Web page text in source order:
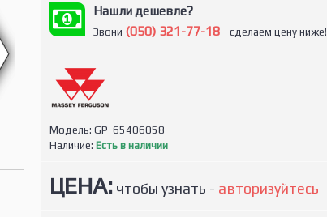
Нашли дешевле?
Звони (050) 321-77-18- сделаем цену ниже!
Модель: GP-65406058
Наличие: Есть в наличии
ЦЕНА:чтобы узнать - авторизуйтесь